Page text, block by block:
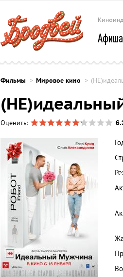
Афиша
Фильмы Мировое кино
Оценить: